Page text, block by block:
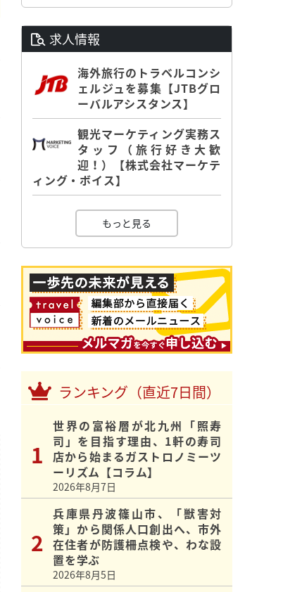
求人情報
海外旅行のトラベルコンシ
ェルジュを募集【JTBグロ
ーバルアシスタンス】
観光マーケティング実務ス
タッフ（旅行好き大歓
迎！）【株式会社マーケテ
ィング・ボイス】
もっと見る
ランキング（直近7日間）
世界の富裕層が北九州「照寿
司」を目指す理由、1軒の寿司
店から始まるガストロノミーツ
ーリズム【コラム】
2026年8月7日
兵庫県丹波篠山市、「獣害対
策」から関係人口創出へ、市外
在住者が防護柵点検や、わな設
置を学ぶ
2026年8月5日